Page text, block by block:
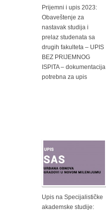
Prijemni i upis 2023:
Obaveštenje za
nastavak studija i
prelaz studenata sa
drugih fakulteta – UPIS
BEZ PRIJEMNOG
ISPITA – dokumentacija
potrebna za upis
Upis na Specijalističke
akademske studije: